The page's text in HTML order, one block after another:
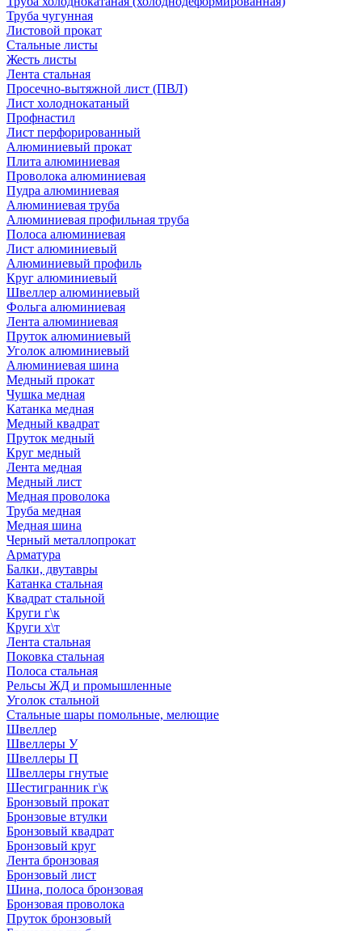
Труба чугунная
Листовой прокат
Стальные листы
Жесть листы
Лента стальная
Просечно-вытяжной лист (ПВЛ)
Лист холоднокатаный
Профнастил
Лист перфорированный
Алюминиевый прокат
Плита алюминиевая
Проволока алюминиевая
Пудра алюминиевая
Алюминиевая труба
Алюминиевая профильная труба
Полоса алюминиевая
Лист алюминиевый
Алюминиевый профиль
Круг алюминиевый
Швеллер алюминиевый
Фольга алюминиевая
Лента алюминиевая
Пруток алюминиевый
Уголок алюминиевый
Алюминиевая шина
Медный прокат
Чушка медная
Катанка медная
Медный квадрат
Пруток медный
Круг медный
Лента медная
Медный лист
Медная проволока
Труба медная
Медная шина
Черный металлопрокат
Арматура
Балки, двутавры
Катанка стальная
Квадрат стальной
Круги г\к
Круги х\т
Лента стальная
Поковка стальная
Полоса стальная
Рельсы ЖД и промышленные
Уголок стальной
Стальные шары помольные, мелющие
Швеллер
Швеллеры У
Швеллеры П
Швеллеры гнутые
Шестигранник г\к
Бронзовый прокат
Бронзовые втулки
Бронзовый квадрат
Бронзовый круг
Лента бронзовая
Бронзовый лист
Шина, полоса бронзовая
Бронзовая проволока
Пруток бронзовый